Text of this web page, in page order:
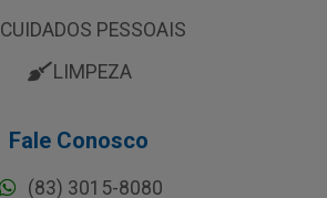
CUIDADOS PESSOAIS
LIMPEZA
Fale Conosco
(83) 3015-8080